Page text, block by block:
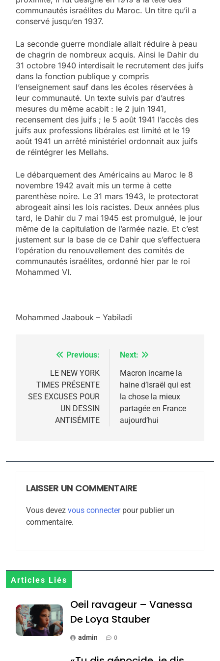
communautés israélites du Maroc. Un titre qu’il a
conservé jusqu’en 1937.
La seconde guerre mondiale allait réduire à peau
de chagrin de nombreux acquis. Ainsi le Dahir du
31 octobre 1940 interdisait le recrutement des juifs
dans la fonction publique y compris
l’enseignement sauf dans les écoles réservées à
leur communauté. Un texte suivis par d’autres
mesures du même acabit : le 2 juin 1941,
recensement des juifs ; le 5 août 1941 l’accès des
juifs aux professions libérales est limité et le 19
août 1941 un arrêté ministériel ordonnait aux juifs
de réintégrer les Mellahs.
Le débarquement des Américains au Maroc le 8
novembre 1942 avait mis un terme à cette
parenthèse noire. Le 31 mars 1943, le protectorat
abrogeait ainsi les lois racistes. Deux années plus
tard, le Dahir du 7 mai 1945 est promulgué, le jour
même de la capitulation de l’armée nazie. Et c’est
justement sur la base de ce Dahir que s’effectuera
l’opération du renouvellement des comités de
communautés israélites, ordonné hier par le roi
Mohammed VI.
Mohammed Jaabouk – Yabiladi
Navigation
l’article
Previous:
LE NEW YORK
TIMES PRÉSENTE
SES EXCUSES POUR
UN DESSIN
ANTISÉMITE
Next:
Macron incarne la
haine d’Israël qui est
la chose la mieux
partagée en France
aujourd’hui
LAISSER UN COMMENTAIRE
Vous devez vous connecterpour publier un
commentaire.
Articles Liés
Oeil ravageur – Vanessa
De Loya Stauber
admin 0
2025, l’année la plus
meurtrière selon le
rapport d’ADL contre
FRANCE ISRAÉL
FIÈRE, DIGNE ET RÉSILIENTE :
MA JUDAÏTE par Thérèse
ISRAÉL JUDAISME
7
8
Tafraout, le miel de Tadla
Azilal consacrés produits
du terroir
DAFINA MAROC
Oeil ravageur – Vanessa